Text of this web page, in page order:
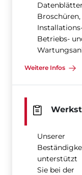
Broschüren,
Betriebs-
Weitere Infos
Unserer
unterstützt
Sie bei der